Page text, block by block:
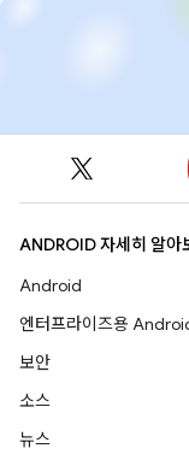
ANDROID 자세히 알아
Android
엔터프라이즈용
보안
소스
뉴스